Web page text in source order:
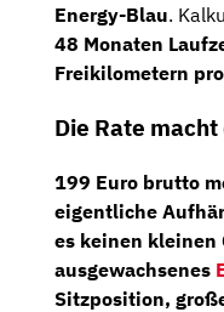
Energy-Blau.
48 Monaten
Freikilometern
Die Rate
199 Euro brutto
eigentliche
es keinen kleinen
ausgewachsenes
Sitzposition,